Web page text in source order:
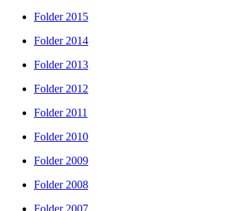
Folder 2015
Folder 2014
Folder 2013
Folder 2012
Folder 2011
Folder 2010
Folder 2009
Folder 2008